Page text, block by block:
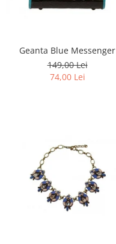
Geanta Blue Messenger
149,00 Lei
74,00 Lei